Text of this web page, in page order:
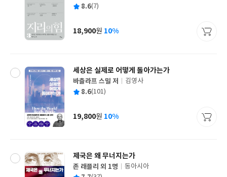
쓴
출
사
평 8.6(7)
가
18,900원 10%
세상은 실제로 어떻게 돌아가는가
글
쓴
바츨라프 스밀 저
출
사
김영사
평 8.6(101)
가
19,800원 10%
제국은 왜 무너지는가
글
존 래플리 외 1명
동아시아